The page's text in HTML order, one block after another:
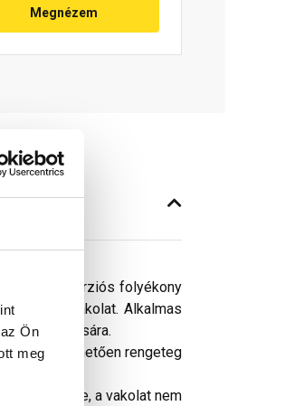
Ön
meg
Megnézem
diszperziós folyékony
vékonyvakolat. Alkalmas
fedővakolására.
köszönhetően rengeteg
van kitéve, a vakolat nem